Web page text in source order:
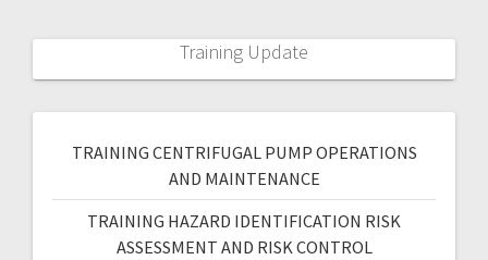
Training Update
TRAINING CENTRIFUGAL PUMP OPERATIONS
AND MAINTENANCE
TRAINING HAZARD IDENTIFICATION RISK
ASSESSMENT AND RISK CONTROL